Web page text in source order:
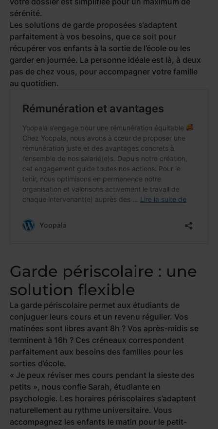
sérénité.
Les solutions de garde proposées s’adaptent
parfaitement à vos besoins, que ce soit pour
récupérer vos enfants à la sortie de l’école ou les
garder en journée. La personne idéale est là, à deux
pas de chez vous, pour accompagner votre famille
au quotidien.
Garde périscolaire : une
solution flexible
La garde périscolaire permet aux étudiants de
conjuguer leurs cours et un revenu régulier. Vos
matinées sont libres avant 8h ? Vos après-midis se
terminent à 16h ? Ces créneaux correspondent
parfaitement aux besoins des familles pour les
sorties d’école.
« Je peux réviser mes cours pendant la sieste des
petits », nous confie Sarah, étudiante en
psychologie. Les horaires périscolaires s’adaptent
naturellement au rythme universitaire. Vous
accompagnez les enfants le matin pour le petit-